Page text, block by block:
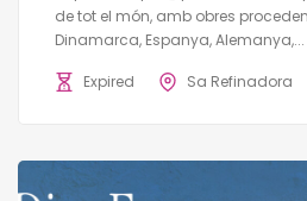
de tot el món, amb obres
Dinamarca, Espanya, Alemanya,...
Expired Sa Refinadora